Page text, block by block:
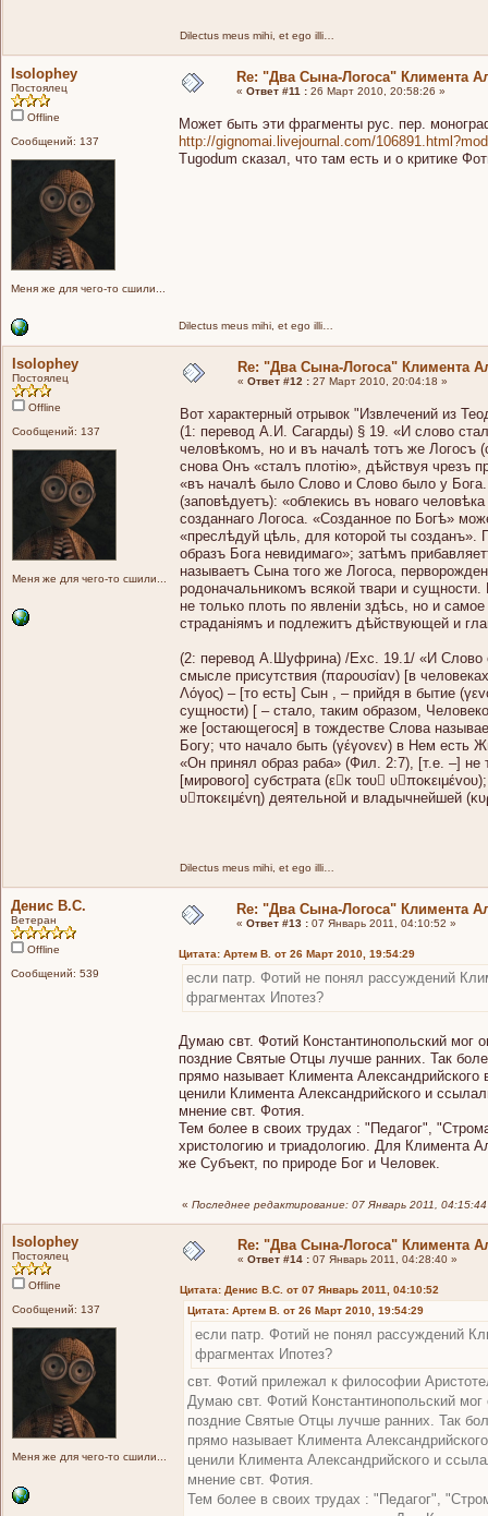
Dilectus meus mihi, et ego illi…
Isolophey
Постоялец
Offline
Сообщений: 137
Меня же для чего-то сшили...
Re: "Два Сына-Логоса" Климента
« Ответ #11 : 26 Март 2010, 20:58:26 »
Может быть эти фрагменты рус. пер.
http://gignomai.livejournal.com/
Tugodum сказал, что там есть и о критике
Dilectus meus mihi, et ego illi…
Isolophey
Постоялец
Offline
Сообщений: 137
Меня же для чего-то сшили...
Re: "Два Сына-Логоса" Климента
« Ответ #12 : 27 Март 2010, 20:04:18 »
Вот характерный отрывок "Извлечений из
(1: перевод А.И. Сагарды) § 19. «И слово
человѣкомъ, но и въ началѣ тотъ же
снова Онъ «сталъ плотію», дѣйствуя чрезъ
«въ началѣ было Слово и Слово было у
(заповѣдуетъ): «облекись въ новаго
созданнаго Логоса. «Созданное по Богѣ»
«преслѣдуй цѣль, для которой ты созданъ».
образъ Бога невидимаго»; затѣмъ
называетъ Сына того же Логоса,
родоначальникомъ всякой твари и
не только плоть по явленіи здѣсь, но и
страданіямъ и подлежитъ дѣйствующей и
(2: перевод А.Шуфрина) /Exc. 19.1/ «И Слово
смысле присутствия (παρoυσίαv) [в
Λόγoς) – [то есть] Сын , – прийдя в бытие
сущности) [ – стало, таким образом,
же [остающегося] в тождестве Слова
Богу; что начало быть (γέγovεv) в Нем есть
«Он принял образ раба» (Фил. 2:7), [т.е. –] не
[мирового] субстрата (εκ τoυ
υπoκειμέvη) деятельной и владычнейшей
Dilectus meus mihi, et ego illi…
Денис В.С.
Ветеран
Offline
Сообщений: 539
Re: "Два Сына-Логоса" Климента
« Ответ #13 : 07 Январь 2011, 04:10:52 »
Цитата: Артем В. от 26 Март 2010, 19:54:29
если патр. Фотий не понял рассуждений
фрагментах Ипотез?
Думаю свт. Фотий Константинопольский мог
поздние Святые Отцы лучше ранних. Так
прямо называет Климента
ценили Климента Александрийского и
мнение свт. Фотия.
Тем более в своих трудах : "Педагог",
христологию и триадологию. Для Климента
же Субъект, по природе Бог и Человек.
« Последнее редактирование: 07 Январь 2011,
Isolophey
Постоялец
Offline
Сообщений: 137
Меня же для чего-то сшили...
Re: "Два Сына-Логоса" Климента
« Ответ #14 : 07 Январь 2011, 04:28:40 »
Цитата: Денис В.С. от 07 Январь 2011, 04:10:52
Цитата: Артем В. от 26 Март 2010, 19:54:29
если патр. Фотий не понял рассуждений
фрагментах Ипотез?
свт. Фотий прилежал к философии
Думаю свт. Фотий Константинопольский
поздние Святые Отцы лучше ранних. Так
прямо называет Климента
ценили Климента Александрийского и
мнение свт. Фотия.
Тем более в своих трудах : "Педагог",